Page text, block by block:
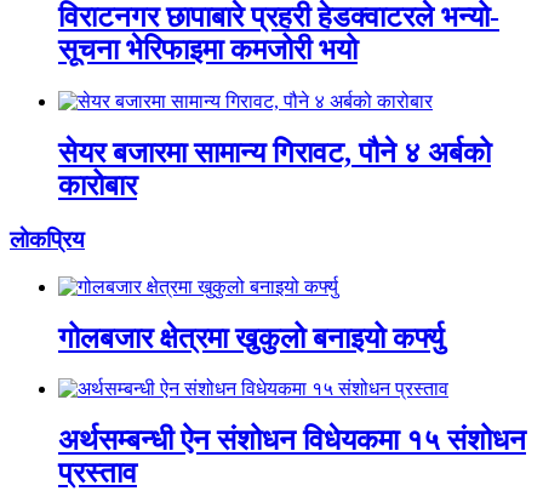
विराटनगर छापाबारे प्रहरी हेडक्वाटरले भन्यो-
सूचना भेरिफाइमा कमजोरी भयो
सेयर बजारमा सामान्य गिरावट, पौने ४ अर्बको
कारोबार
लाेकप्रिय
गोलबजार क्षेत्रमा खुकुलो बनाइयो कर्फ्यु
अर्थसम्बन्धी ऐन संशोधन विधेयकमा १५ संशोधन
प्रस्ताव